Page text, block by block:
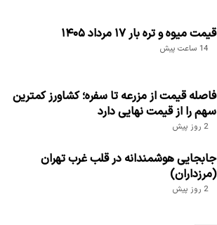
قیمت میوه و تره بار ۱۷ مرداد ۱۴۰۵
14 ساعت پیش
فاصله قیمت از مزرعه تا سفره؛ کشاورز کمترین
سهم را از قیمت نهایی دارد
2 روز پیش
جابجایی هوشمندانه در قلب غرب تهران
(مرزداران)
2 روز پیش